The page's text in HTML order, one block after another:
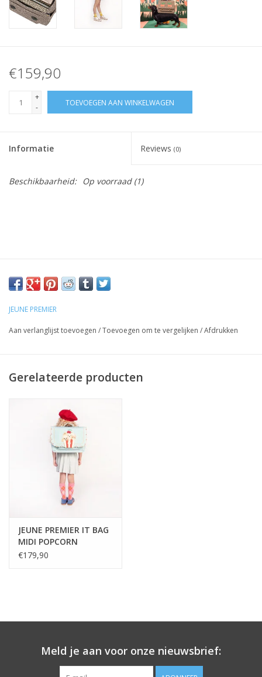
€159,90
+
-
TOEVOEGEN AAN WINKELWAGEN
Informatie Reviews (0)
Beschikbaarheid: Op voorraad(1)
JEUNE PREMIER
Aan verlanglijst toevoegen /Toevoegen om te vergelijken /Afdrukken
Gerelateerde producten
JEUNE PREMIER IT BAG
MIDI POPCORN
€179,90
Meld je aan voor onze nieuwsbrief: